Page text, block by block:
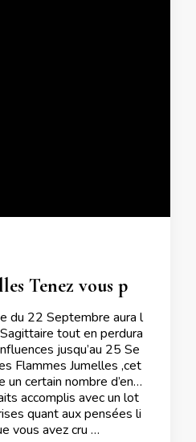
du 22 Septembre aura l
tout en perdura
jusqu’au 25 Se
Flammes Jumelles ,cet
certain nombre d’entr
accomplis avec un lot
quant aux pensées li
vous avez cru …